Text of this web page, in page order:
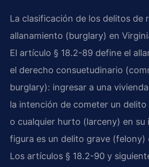
La clasificación de los delitos de
allanamiento (burglary) en
El artículo § 18.2-89 define el
el derecho consuetudinario
burglary): ingresar a una
la intención de cometer un
o cualquier hurto (larceny) en su
figura es un delito grave (felony)
Los artículos § 18.2-90 y